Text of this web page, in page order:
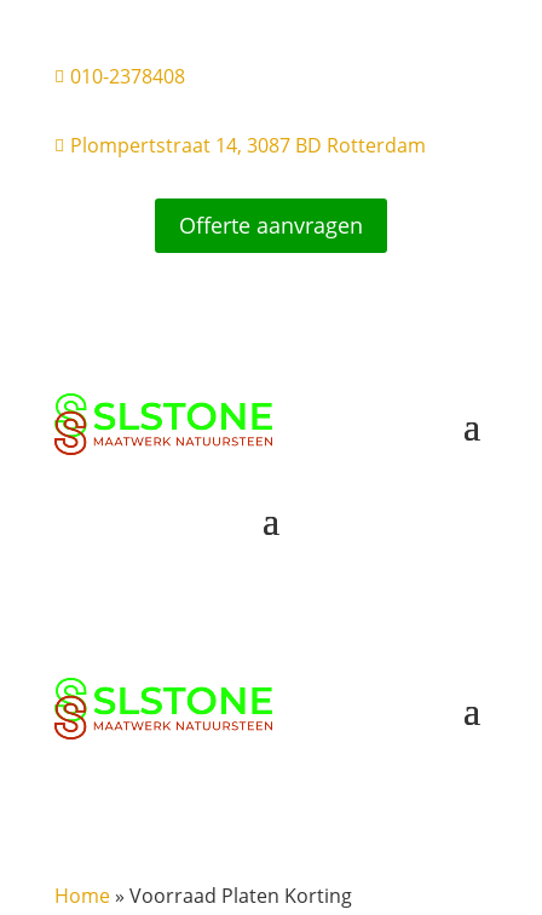
 010-2378408
 Plompertstraat 14, 3087 BD Rotterdam
Offerte aanvragen
Home» Voorraad Platen Korting